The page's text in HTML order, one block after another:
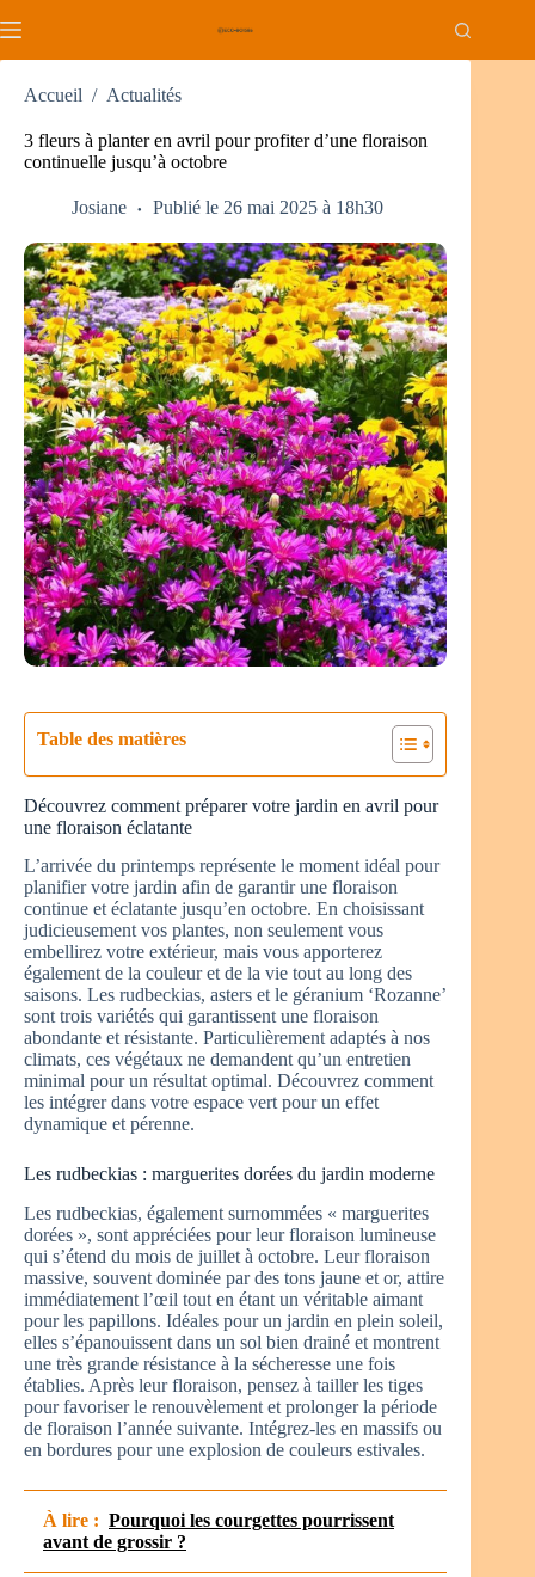
au
Accueil / Actualités
3 fleurs à planter en avril pour profiter d’une floraison
continuelle jusqu’à octobre
Josiane Publié le 26 mai 2025 à 18h30
Table des matières
Découvrez comment préparer votre jardin en avril pour
une floraison éclatante
L’arrivée du printemps représente le moment idéal pour
planifier votre jardin afin de garantir une floraison
continue et éclatante jusqu’en octobre. En choisissant
judicieusement vos plantes, non seulement vous
embellirez votre extérieur, mais vous apporterez
également de la couleur et de la vie tout au long des
saisons. Les rudbeckias, asters et le géranium ‘Rozanne’
sont trois variétés qui garantissent une floraison
abondante et résistante. Particulièrement adaptés à nos
climats, ces végétaux ne demandent qu’un entretien
minimal pour un résultat optimal. Découvrez comment
les intégrer dans votre espace vert pour un effet
dynamique et pérenne.
Les rudbeckias : marguerites dorées du jardin moderne
Les rudbeckias, également surnommées « marguerites
dorées », sont appréciées pour leur floraison lumineuse
qui s’étend du mois de juillet à octobre. Leur floraison
massive, souvent dominée par des tons jaune et or, attire
immédiatement l’œil tout en étant un véritable aimant
pour les papillons. Idéales pour un jardin en plein soleil,
elles s’épanouissent dans un sol bien drainé et montrent
une très grande résistance à la sécheresse une fois
établies. Après leur floraison, pensez à tailler les tiges
pour favoriser le renouvèlement et prolonger la période
de floraison l’année suivante. Intégrez-les en massifs ou
en bordures pour une explosion de couleurs estivales.
À lire : Pourquoi les courgettes pourrissent
avant de grossir ?